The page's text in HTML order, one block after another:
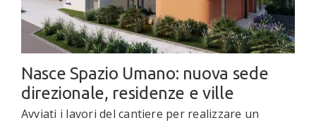
Nasce Spazio Umano: nuova sede
direzionale, residenze e ville
Avviati i lavori del cantiere per realizzare un